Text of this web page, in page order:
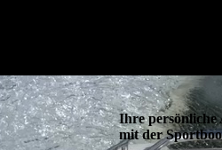
Ihre persönliche
mit der